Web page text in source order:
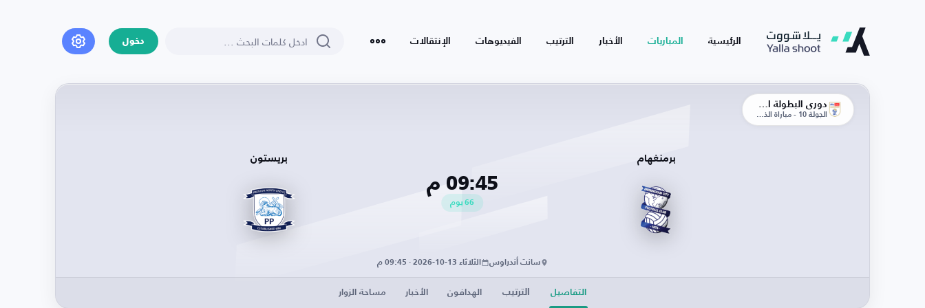
الرئيسية المباريات الأخبار الترتيب الفيديوهات الإنتقالات دخول
الجولة 10 - مباراة الذهاب
برمنغهام
09:45 م
66 يوم
بريستون
سانت أندراوس الثلاثاء 13-10-2026 · 09:45 م
التفاصيل الترتيب الهدافون الأخبار مساحة الزوار